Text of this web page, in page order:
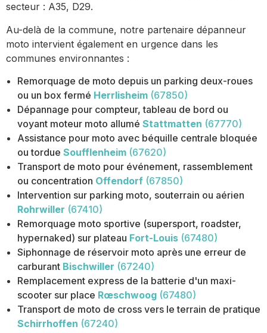
secteur : A35, D29.
Au-delà de la commune, notre partenaire dépanneur
moto intervient également en urgence dans les
communes environnantes :
Remorquage de moto depuis un parking deux-roues
ou un box fermé Herrlisheim (67850)
Dépannage pour compteur, tableau de bord ou
voyant moteur moto allumé Stattmatten (67770)
Assistance pour moto avec béquille centrale bloquée
ou tordue Soufflenheim (67620)
Transport de moto pour événement, rassemblement
ou concentration Offendorf (67850)
Intervention sur parking moto, souterrain ou aérien
Rohrwiller (67410)
Remorquage moto sportive (supersport, roadster,
hypernaked) sur plateau Fort-Louis (67480)
Siphonnage de réservoir moto après une erreur de
carburant Bischwiller (67240)
Remplacement express de la batterie d'un maxi-
scooter sur place Rœschwoog (67480)
Transport de moto de cross vers le terrain de pratique
Schirrhoffen (67240)